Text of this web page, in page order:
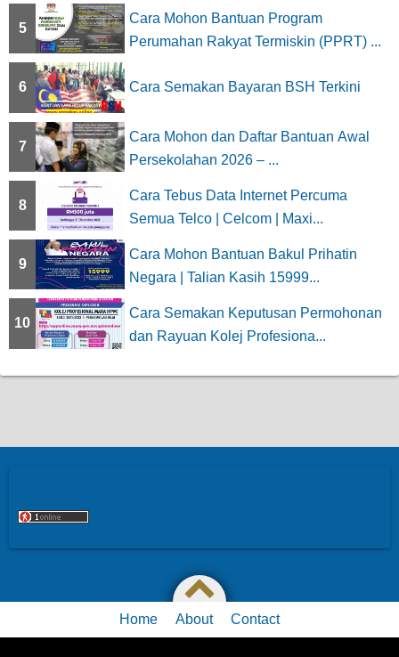
5
Cara Mohon Bantuan Program
Perumahan Rakyat Termiskin (PPRT) ...
6 Cara Semakan Bayaran BSH Terkini
7
Cara Mohon dan Daftar Bantuan Awal
Persekolahan 2026 – ...
8
Cara Tebus Data Internet Percuma
Semua Telco | Celcom | Maxi...
9
Cara Mohon Bantuan Bakul Prihatin
Negara | Talian Kasih 15999...
10
Cara Semakan Keputusan Permohonan
dan Rayuan Kolej Profesiona...
Home About Contact